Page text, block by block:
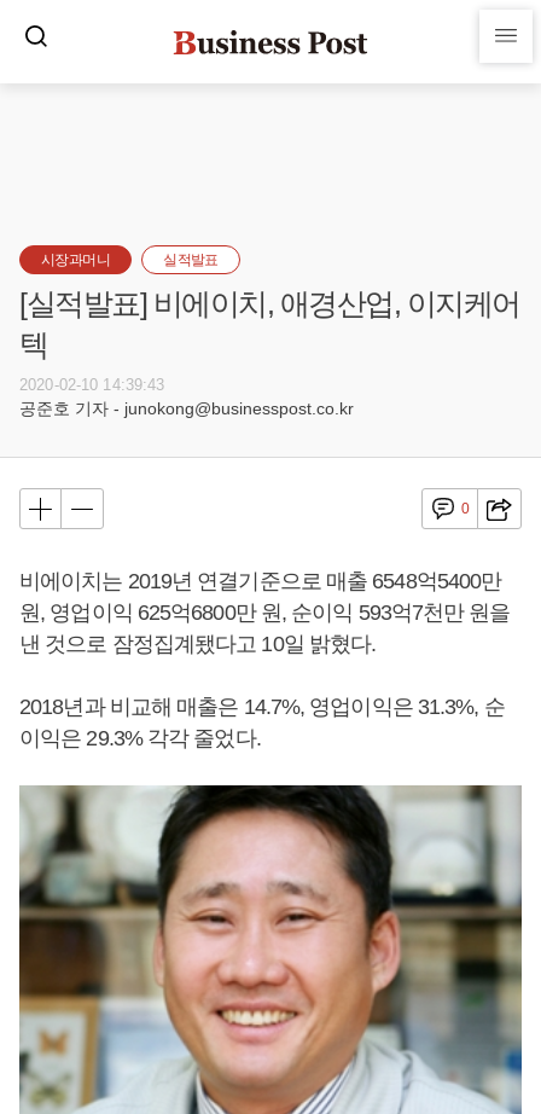
시장과머니 실적발표
[실적발표] 비에이치, 애경산업, 이지케어
텍
2020-02-10 14:39:43
공준호 기자 - junokong@businesspost.co.kr
0
비에이치는 2019년 연결기준으로 매출 6548억5400만
원, 영업이익 625억6800만 원, 순이익 593억7천만 원을
낸 것으로 잠정집계됐다고 10일 밝혔다.
2018년과 비교해 매출은 14.7%, 영업이익은 31.3%, 순
이익은 29.3% 각각 줄었다.